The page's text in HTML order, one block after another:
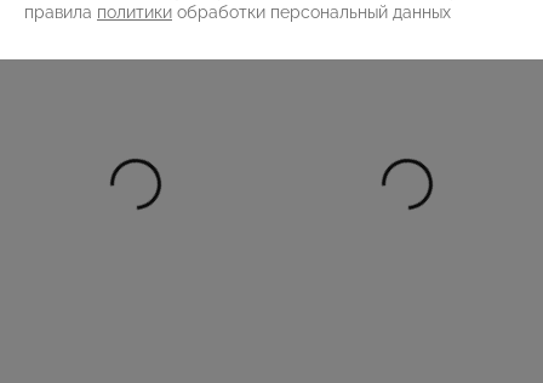
правила политики обработки персональный данных